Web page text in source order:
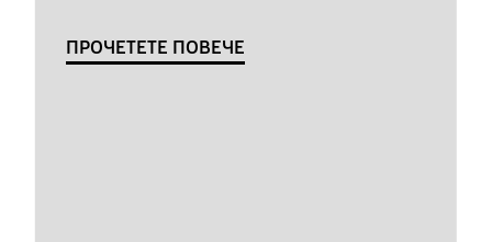
ПРОЧЕТЕТЕ ПОВЕЧЕ